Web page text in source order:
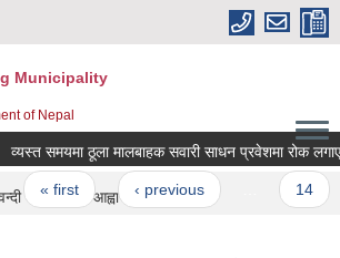
Municipality
of Nepal
समयमा ठूला मालबाहक सवारी साधन प्रवेशमा रोक लगाएको
« first ‹ previous
दरभाउ पत्र आह्वानको सूचना !!!